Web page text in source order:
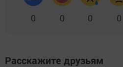
0 0 0 0
Расскажите друзьям